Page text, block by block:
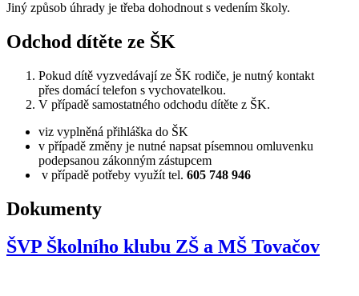
Jiný způsob úhrady je třeba dohodnout s vedením školy.
Odchod dítěte ze ŠK
Pokud dítě vyzvedávají ze ŠK rodiče, je nutný kontakt
přes domácí telefon s vychovatelkou.
V případě samostatného odchodu dítěte z ŠK.
viz vyplněná přihláška do ŠK
v případě změny je nutné napsat písemnou omluvenku
podepsanou zákonným zástupcem
v případě potřeby využít tel. 605 748 946
Dokumenty
ŠVP Školního klubu ZŠ a MŠ Tovačov